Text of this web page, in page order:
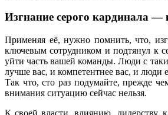
Изгнание серого кардинала —
Применяя её, нужно помнить, что,
ключевым сотрудником и подтянул к
уйти часть вашей команды. Люди с
лучше вас, и компетентнее вас, и
Так что, сто раз подумайте, прежде
внимания ситуацию сейчас нельзя.
К своей власти, влиянию, лидерству,